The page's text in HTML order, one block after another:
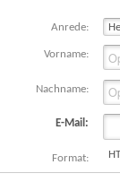
Anrede:
Vorname:
Nachname:
E-Mail:
Format: